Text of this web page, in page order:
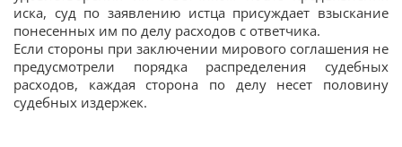
иска, суд по заявлению истца присуждает взыскание
понесенных им по делу расходов с ответчика.
Если стороны при заключении мирового соглашения не
предусмотрели порядка распределения судебных
расходов, каждая сторона по делу несет половину
судебных издержек.